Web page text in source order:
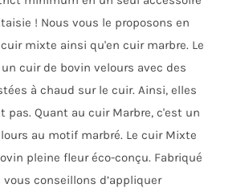
! Nous vous le proposons en
mixte ainsi qu'en cuir marbre. Le
cuir de bovin velours avec des
à chaud sur le cuir. Ainsi, elles
pas. Quant au cuir Marbre, c'est un
au motif marbré. Le cuir Mixte
pleine fleur éco-conçu. Fabriqué
vous conseillons d’appliquer